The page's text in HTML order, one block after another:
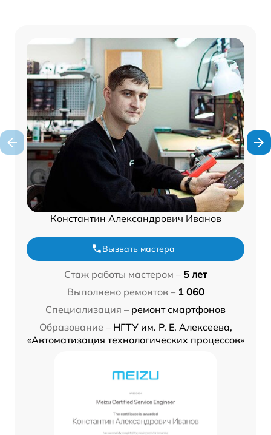
Константин Александрович Иванов
Вызвать мастера
Стаж работы мастером – 5 лет
Выполнено ремонтов – 1 060
Специализация – ремонт смартфонов
Образование – НГТУ им. Р. Е. Алексеева,
«Автоматизация технологических процессов»